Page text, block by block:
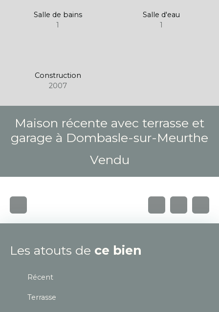
Salle de bains
1
Salle d'eau
1
Construction
2007
Maison récente avec terrasse et
garage à Dombasle-sur-Meurthe
Vendu
Les atouts de ce bien
Récent
Terrasse